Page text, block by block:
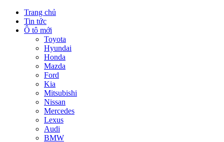
Trang chủ
Tin tức
Ô tô mới
Toyota
Hyundai
Honda
Mazda
Ford
Kia
Mitsubishi
Nissan
Mercedes
Lexus
Audi
BMW